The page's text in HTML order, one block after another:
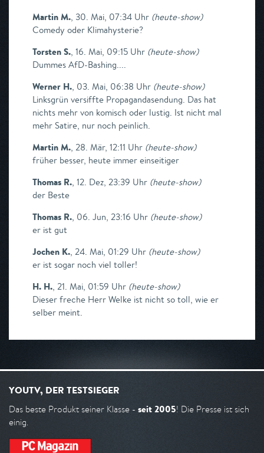
Martin M., 30. Mai, 07:34 Uhr (heute-show)
Comedy oder Klimahysterie?
Torsten S., 16. Mai, 09:15 Uhr (heute-show)
Dummes AfD-Bashing....
Werner H., 03. Mai, 06:38 Uhr (heute-show)
Linksgrün versiffte Propagandasendung. Das hat
nichts mehr von komisch oder lustig. Ist nicht mal
mehr Satire, nur noch peinlich.
Martin M., 28. Mär, 12:11 Uhr (heute-show)
früher besser, heute immer einseitiger
Thomas R., 12. Dez, 23:39 Uhr (heute-show)
der Beste
Thomas R., 06. Jun, 23:16 Uhr (heute-show)
er ist gut
Jochen K., 24. Mai, 01:29 Uhr (heute-show)
er ist sogar noch viel toller!
H. H., 21. Mai, 01:59 Uhr (heute-show)
Dieser freche Herr Welke ist nicht so toll, wie er
selber meint.
YOUTV, DER TESTSIEGER
Das beste Produkt seiner Klasse - seit 2005! Die Presse ist sich
einig.